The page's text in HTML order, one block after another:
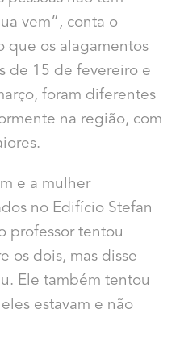
vem”, conta o
que os alagamentos
de 15 de fevereiro e
foram diferentes
na região, com
e a mulher
no Edifício Stefan
professor tentou
os dois, mas disse
Ele também tentou
estavam e não